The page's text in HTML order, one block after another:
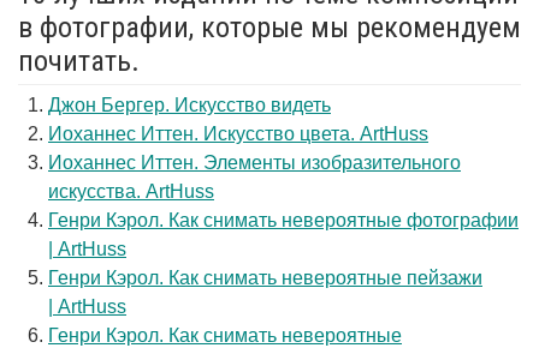
в фотографии, которые мы рекомендуем
почитать.
Джон Бергер. Искусство видеть
Иоханнес Иттен. Искусство цвета. ArtHuss
Иоханнес Иттен. Элементы изобразительного
искусства. ArtHuss
Генри Кэрол. Как снимать невероятные фотографии
| ArtHuss
Генри Кэрол. Как снимать невероятные пейзажи
| ArtHuss
Генри Кэрол. Как снимать невероятные